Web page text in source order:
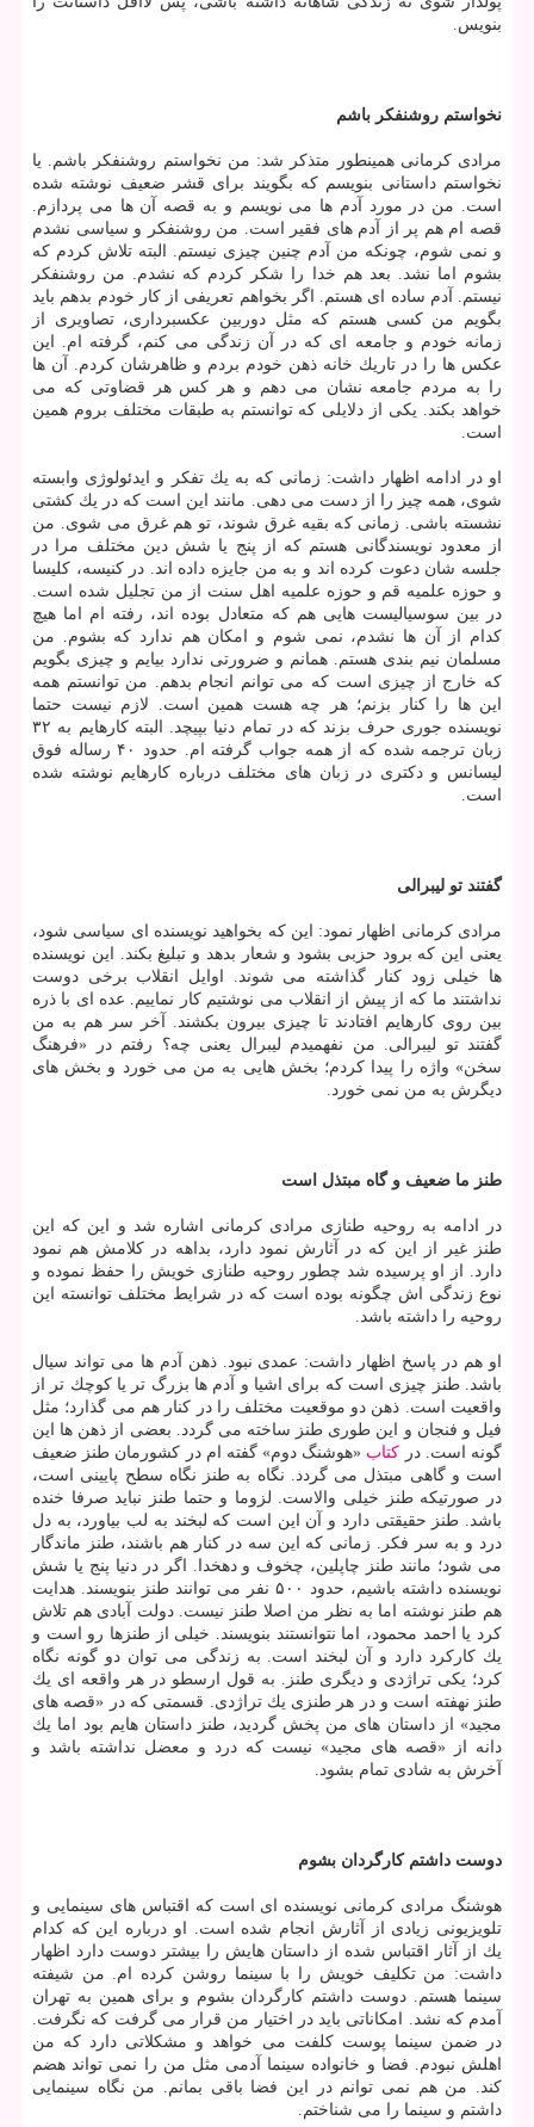
بنویس.
نخواستم روشنفكر باشم
مرادی كرمانی همینطور متذكر شد: من نخواستم روشنفكر باشم. یا
نخواستم داستانی بنویسم كه بگویند برای قشر ضعیف نوشته شده
است. من در مورد آدم ها می نویسم و به قصه آن ها می پردازم.
قصه ام هم پر از آدم های فقیر است. من روشنفكر و سیاسی نشدم
و نمی شوم، چونكه من آدم چنین چیزی نیستم. البته تلاش كردم كه
بشوم اما نشد. بعد هم خدا را شكر كردم كه نشدم. من روشنفكر
نیستم. آدم ساده ای هستم. اگر بخواهم تعریفی از كار خودم بدهم باید
بگویم من كسی هستم كه مثل دوربین عكسبرداری، تصاویری از
زمانه خودم و جامعه ای كه در آن زندگی می كنم، گرفته ام. این
عكس ها را در تاریك خانه ذهن خودم بردم و ظاهرشان كردم. آن ها
را به مردم جامعه نشان می دهم و هر كس هر قضاوتی كه می
خواهد بكند. یكی از دلایلی كه توانستم به طبقات مختلف بروم همین
است.
او در ادامه اظهار داشت: زمانی كه به یك تفكر و ایدئولوژی وابسته
شوی، همه چیز را از دست می دهی. مانند این است كه در یك كشتی
نشسته باشی. زمانی كه بقیه غرق شوند، تو هم غرق می شوی. من
از معدود نویسندگانی هستم كه از پنج یا شش دین مختلف مرا در
جلسه شان دعوت كرده اند و به من جایزه داده اند. در كنیسه، كلیسا
و حوزه علمیه قم و حوزه علمیه اهل سنت از من تجلیل شده است.
در بین سوسیالیست هایی هم كه متعادل بوده اند، رفته ام اما هیچ
كدام از آن ها نشدم، نمی شوم و امكان هم ندارد كه بشوم. من
مسلمان نیم بندی هستم. همانم و ضرورتی ندارد بیایم و چیزی بگویم
كه خارج از چیزی است كه می توانم انجام بدهم. من توانستم همه
این ها را كنار بزنم؛ هر چه هست همین است. لازم نیست حتما
نویسنده جوری حرف بزند كه در تمام دنیا بپیچد. البته كارهایم به ۳۲
زبان ترجمه شده كه از همه جواب گرفته ام. حدود ۴۰ رساله فوق
لیسانس و دكتری در زبان های مختلف درباره كارهایم نوشته شده
است.
گفتند تو لیبرالی
مرادی كرمانی اظهار نمود: این كه بخواهید نویسنده ای سیاسی شود،
یعنی این كه برود حزبی بشود و شعار بدهد و تبلیغ بكند. این نویسنده
ها خیلی زود كنار گذاشته می شوند. اوایل انقلاب برخی دوست
نداشتند ما كه از پیش از انقلاب می نوشتیم كار نماییم. عده ای با ذره
بین روی كارهایم افتادند تا چیزی بیرون بكشند. آخر سر هم به من
گفتند تو لیبرالی. من نفهمیدم لیبرال یعنی چه؟ رفتم در «فرهنگ
سخن» واژه را پیدا كردم؛ بخش هایی به من می خورد و بخش های
دیگرش به من نمی خورد.
طنز ما ضعیف و گاه مبتذل است
در ادامه به روحیه طنازی مرادی كرمانی اشاره شد و این كه این
طنز غیر از این كه در آثارش نمود دارد، بداهه در كلامش هم نمود
دارد. از او پرسیده شد چطور روحیه طنازی خویش را حفظ نموده و
نوع زندگی اش چگونه بوده است كه در شرایط مختلف توانسته این
روحیه را داشته باشد.
او هم در پاسخ اظهار داشت: عمدی نبود. ذهن آدم ها می تواند سیال
باشد. طنز چیزی است كه برای اشیا و آدم ها بزرگ تر یا كوچك تر از
واقعیت است. ذهن دو موقعیت مختلف را در كنار هم می گذارد؛ مثل
فیل و فنجان و این طوری طنز ساخته می گردد. بعضی از ذهن ها این
گونه است. در كتاب «هوشنگ دوم» گفته ام در كشورمان طنز ضعیف
است و گاهی مبتذل می گردد. نگاه به طنز نگاه سطح پایینی است،
در صورتیكه طنز خیلی والاست. لزوما و حتما طنز نباید صرفا خنده
باشد. طنز حقیقتی دارد و آن این است كه لبخند به لب بیاورد، به دل
درد و به سر فكر. زمانی كه این سه در كنار هم باشند، طنز ماندگار
می شود؛ مانند طنز چاپلین، چخوف و دهخدا. اگر در دنیا پنج یا شش
نویسنده داشته باشیم، حدود ۵۰۰ نفر می توانند طنز بنویسند. هدایت
هم طنز نوشته اما به نظر من اصلا طنز نیست. دولت آبادی هم تلاش
كرد یا احمد محمود، اما نتوانستند بنویسند. خیلی از طنزها رو است و
یك كاركرد دارد و آن لبخند است. به زندگی می توان دو گونه نگاه
كرد؛ یكی تراژدی و دیگری طنز. به قول ارسطو در هر واقعه ای یك
طنز نهفته است و در هر طنزی یك تراژدی. قسمتی كه در «قصه های
مجید» از داستان های من پخش گردید، طنز داستان هایم بود اما یك
دانه از «قصه های مجید» نیست كه درد و معضل نداشته باشد و
آخرش به شادی تمام بشود.
دوست داشتم كارگردان بشوم
هوشنگ مرادی كرمانی نویسنده ای است كه اقتباس های سینمایی و
تلویزیونی زیادی از آثارش انجام شده است. او درباره این كه كدام
یك از آثار اقتباس شده از داستان هایش را بیشتر دوست دارد اظهار
داشت: من تكلیف خویش را با سینما روشن كرده ام. من شیفته
سینما هستم. دوست داشتم كارگردان بشوم و برای همین به تهران
آمدم كه نشد. امكاناتی باید در اختیار من قرار می گرفت كه نگرفت.
در ضمن سینما پوست كلفت می خواهد و مشكلاتی دارد كه من
اهلش نبودم. فضا و خانواده سینما آدمی مثل من را نمی تواند هضم
كند. من هم نمی توانم در این فضا باقی بمانم. من نگاه سینمایی
داشتم و سینما را می شناختم.